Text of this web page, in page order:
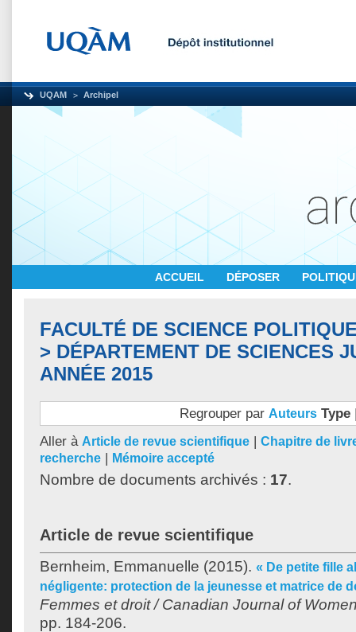
UQAM Archipel
ACCUEIL DÉPOSER
FACULTÉ DE SCIENCE
> DÉPARTEMENT DE SCIENCES
ANNÉE 2015
Regrouper par Auteurs Type
Aller à Article de revue scientifique | Chapitre de
recherche | Mémoire accepté
Nombre de documents archivés : 17.
Article de revue scientifique
Bernheim, Emmanuelle (2015). « De petite fille
négligente: protection de la jeunesse et matrice de
Femmes et droit / Canadian Journal of
pp. 184-206.